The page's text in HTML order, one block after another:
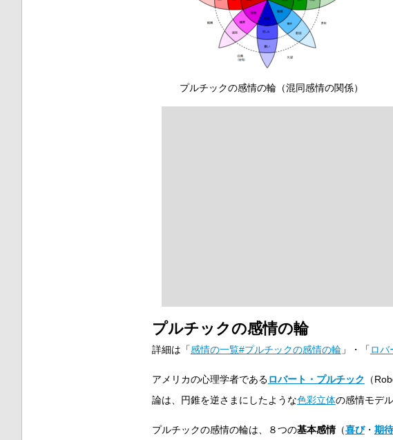
プルチックの感情の輪（混同感情の関係）
プルチックの感情の輪
詳細は「感情の一覧#プルチックの感情の輪 」・「 ロバ
アメリカの心理学者であるロバート・プルチック （
論は、円錐を逆さまにしたような色彩立体の感情モデル
プルチックの感情の輪は、８つの基本感情（喜び・ 期待